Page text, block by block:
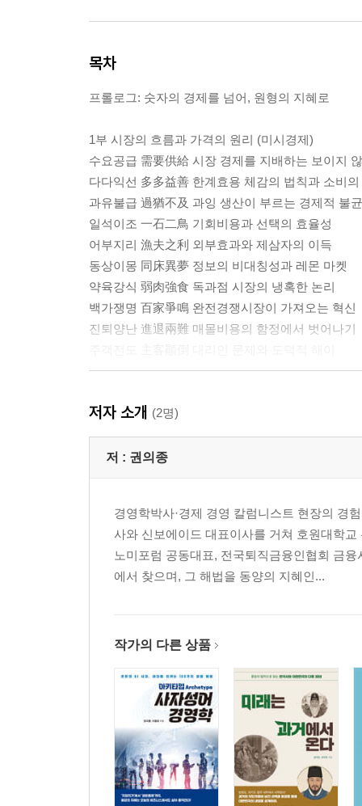
목차
프롤로그: 숫자의 경제를 넘어, 원형의 지혜로
1부 시장의 흐름과 가격의 원리 (미시경제)
수요공급 需要供給 시장 경제를 지배하는 보이지
다다익선 多多益善 한계효용 체감의 법칙과 소비
과유불급 過猶不及 과잉 생산이 부르는 경제적 불
일석이조 一石二鳥 기회비용과 선택의 효율성
어부지리 漁夫之利 외부효과와 제삼자의 이득
동상이몽 同床異夢 정보의 비대칭성과 레몬 마켓
약육강식 弱肉強食 독과점 시장의 냉혹한 논리
백가쟁명 百家爭鳴 완전경쟁시장이 가져오는 혁신
진퇴양난 進退兩難 매몰비용의 함정에서 벗어나기
부국강병 富國強兵 GDP와 국가 경제 성장의 지표
상전벽해 桑田碧海 급격한 산업 구조의 변화
물가앙등 物價昂騰 인플레이션의 공포와 구매력
사필귀정 事必歸正 시장의 자정 작용과 보이지 않
조삼모사 朝三暮四 화폐 환상과 명목임금의 착각
풍전등화 風前燈火 국가 부도 위기와 외환 보유고
새옹지마 塞翁之馬 경기 순환 곡선과 호불황의 교차
3부 돈의 길목과 금융의 세계 (화폐와 금융)
금상첨화 錦上添花 복리의 마법과 자산 증식
사상누각 沙上樓閣 부채로 쌓아 올린 레버리지의
낙화유수 落花流水 자금의 흐름과 유동성 공급
연쇄반응 連鎖反應 뱅크런과 금융 시스템의 붕괴
설상가상 雪上加霜 금리 인상과 가계 부채의 이중고
전화위복 轉禍爲福 양적 완화와 경기 회복의 단초
저자 소개 (2명)
저 : 권의종
경영학박사·경제 경영 칼럼니스트 현장의 경
사와 신보에이드 대표이사를 거쳐 호원대학
노미포럼 공동대표, 전국퇴직금융인협회 금
에서 찾으며, 그 해법을 동양의 지혜인...
작가의 다른 상품